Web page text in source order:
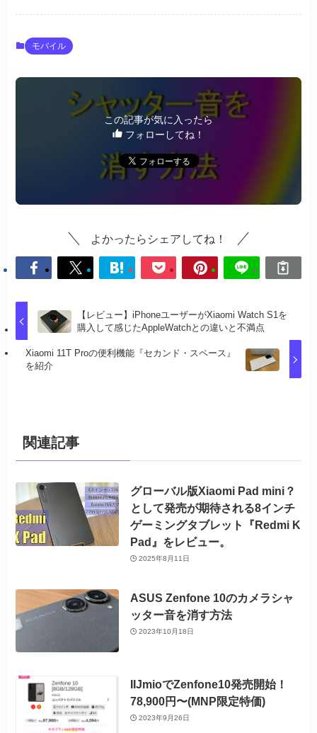
モバイル
この記事が気に入ったら
フォローしてね！
よかったらシェアしてね！
【レビュー】iPhoneユーザーがXiaomi Watch S1を
購入して感じたAppleWatchとの違いと不満点
Xiaomi 11T Proの便利機能『セカンド・スペース』
を紹介
関連記事
グローバル版Xiaomi Pad mini？
として発売が期待される8インチ
ゲーミングタブレット『Redmi K
Pad』をレビュー。
2025年8月11日
ASUS Zenfone 10のカメラシャ
ッター音を消す方法
2023年10月18日
IIJmioでZenfone10発売開始！
78,900円〜(MNP限定特価)
2023年9月26日